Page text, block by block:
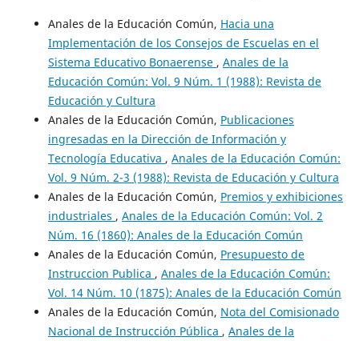
Anales de la Educación Común, Hacia una
Implementación de los Consejos de Escuelas en el
Sistema Educativo Bonaerense , Anales de la
Educación Común: Vol. 9 Núm. 1 (1988): Revista de
Educación y Cultura
Anales de la Educación Común, Publicaciones
ingresadas en la Dirección de Información y
Tecnología Educativa , Anales de la Educación Común:
Vol. 9 Núm. 2-3 (1988): Revista de Educación y Cultura
Anales de la Educación Común, Premios y exhibiciones
industriales , Anales de la Educación Común: Vol. 2
Núm. 16 (1860): Anales de la Educación Común
Anales de la Educación Común, Presupuesto de
Instruccion Publica , Anales de la Educación Común:
Vol. 14 Núm. 10 (1875): Anales de la Educación Común
Anales de la Educación Común, Nota del Comisionado
Nacional de Instrucción Pública , Anales de la